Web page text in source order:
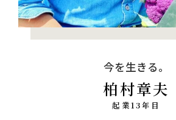
今を生きる。
柏村章夫
起業13年目